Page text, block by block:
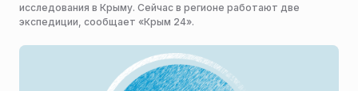
исследования в Крыму. Сейчас в регионе работают две
экспедиции, сообщает «Крым 24».